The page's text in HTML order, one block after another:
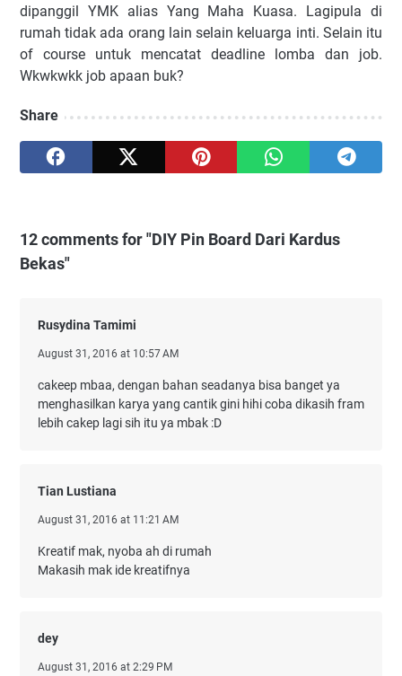
dipanggil YMK alias Yang Maha Kuasa. Lagipula di
rumah tidak ada orang lain selain keluarga inti. Selain itu
of course untuk mencatat deadline lomba dan job.
Wkwkwkk job apaan buk?
Share
12 comments for "DIY Pin Board Dari Kardus
Bekas"
Rusydina Tamimi
August 31, 2016 at 10:57 AM
cakeep mbaa, dengan bahan seadanya bisa banget ya
menghasilkan karya yang cantik gini hihi coba dikasih fram
lebih cakep lagi sih itu ya mbak :D
Tian Lustiana
August 31, 2016 at 11:21 AM
Kreatif mak, nyoba ah di rumah
Makasih mak ide kreatifnya
dey
August 31, 2016 at 2:29 PM